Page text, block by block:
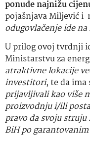
ponude najnižu
pojašnjava Miljević i
odugovlačenje ide
U prilog ovoj tvrdnji
Ministarstvu za
atraktivne lokacije
investitori, te da ima
prijavljivali kao više
proizvodnju i/ili
pravo da svoju
BiH po